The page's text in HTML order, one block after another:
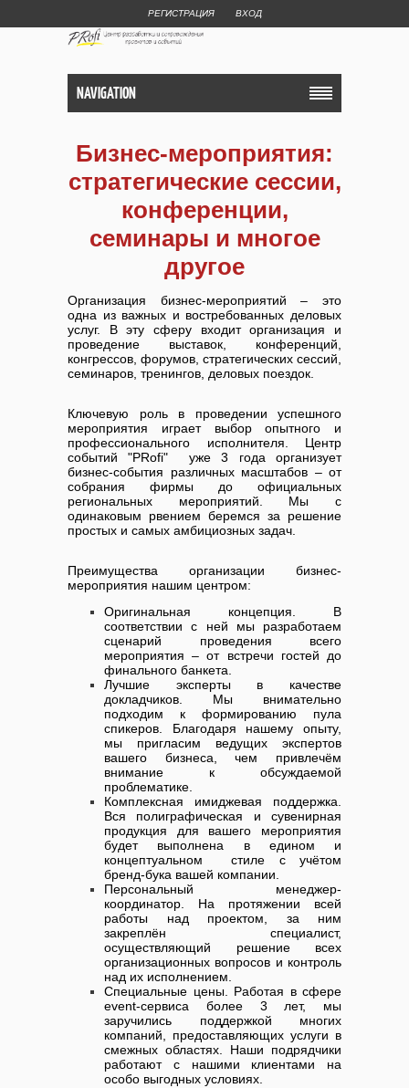
РЕГИСТРАЦИЯ ВХОД
NAVIGATION
Бизнес-мероприятия:
стратегические сессии,
конференции,
семинары и многое
другое
Организация бизнес-мероприятий – это
одна из важных и востребованных деловых
услуг. В эту сферу входит организация и
проведение выставок, конференций,
конгрессов, форумов, стратегических сессий,
семинаров, тренингов, деловых поездок.
Ключевую роль в проведении успешного
мероприятия играет выбор опытного и
профессионального исполнителя. Центр
событий "PRofi" уже 3 года организует
бизнес-события различных масштабов – от
собрания фирмы до официальных
региональных мероприятий. Мы с
одинаковым рвением беремся за решение
простых и самых амбициозных задач.
Преимущества организации бизнес-
мероприятия нашим центром:
Оригинальная концепция. В
соответствии с ней мы разработаем
сценарий проведения всего
мероприятия – от встречи гостей до
финального банкета.
Лучшие эксперты в качестве
докладчиков. Мы внимательно
подходим к формированию пула
спикеров. Благодаря нашему опыту,
мы пригласим ведущих экспертов
вашего бизнеса, чем привлечём
внимание к обсуждаемой
проблематике.
Комплексная имиджевая поддержка.
Вся полиграфическая и сувенирная
продукция для вашего мероприятия
будет выполнена в едином и
концептуальном стиле с учётом
бренд-бука вашей компании.
Персональный менеджер-
координатор. На протяжении всей
работы над проектом, за ним
закреплён специалист,
осуществляющий решение всех
организационных вопросов и контроль
над их исполнением.
Специальные цены. Работая в сфере
event-сервиса более 3 лет, мы
заручились поддержкой многих
компаний, предоставляющих услуги в
смежных областях. Наши подрядчики
работают с нашими клиентами на
особо выгодных условиях.